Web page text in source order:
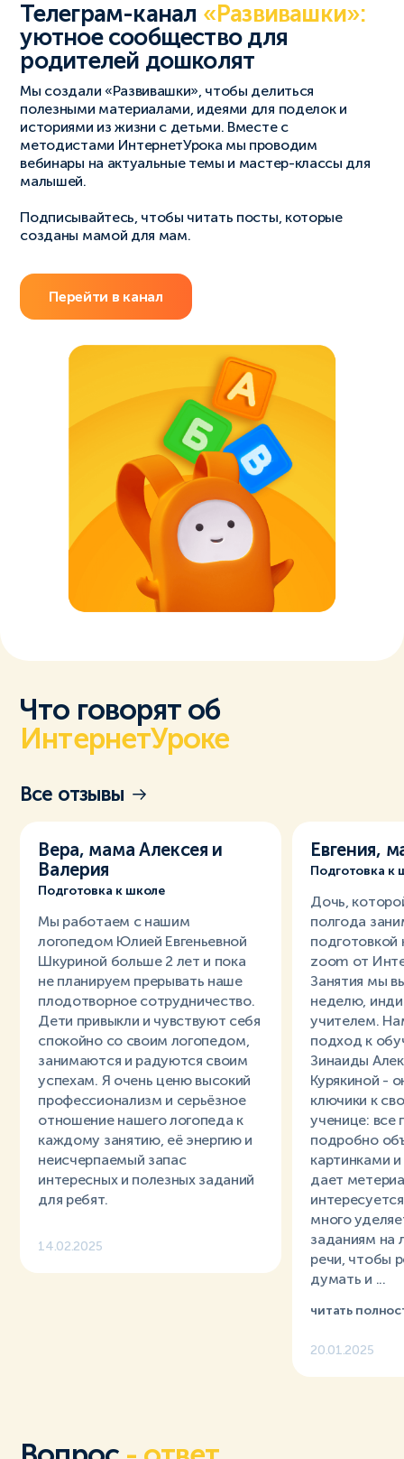
Телеграм-канал «Развивашки»:
уютное сообщество для
родителей дошколят
Мы создали «Развивашки», чтобы делиться
полезными материалами, идеями для поделок и
историями из жизни с детьми. Вместе с
методистами ИнтернетУрока мы проводим
вебинары на актуальные темы и мастер-классы для
малышей.
Подписывайтесь, чтобы читать посты, которые
созданы мамой для мам.
Перейти в канал
Что говорят об
ИнтернетУроке
Все отзывы
Вера, мама Алексея и
Валерия
Подготовка к школе
Мы работаем с нашим
логопедом Юлией Евгеньевной
Шкуриной больше 2 лет и пока
не планируем прерывать наше
плодотворное сотрудничество.
Дети привыкли и чувствуют себя
спокойно со своим логопедом,
занимаются и радуются своим
успехам. Я очень ценю высокий
профессионализм и серьёзное
отношение нашего логопеда к
каждому занятию, её энергию и
неисчерпаемый запас
интересных и полезных заданий
для ребят.
14.02.2025
Евгения,
Подготовка к
Дочь,
полгода
подготовкой
zoom от
Занятия мы
неделю,
учителем.
подход к
Зинаиды
Курякиной -
ключики к
ученице: все
подробно
картинками
дает
много
заданиям на
речи, чтобы
думать и ...
читать
20.01.2025